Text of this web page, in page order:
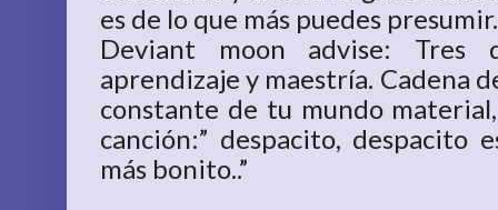
es de lo que más puedes presumir.
Deviant moon advise: Tres
aprendizaje y maestría. Cadena
constante de tu mundo
canción:” despacito, despacito
más bonito..”